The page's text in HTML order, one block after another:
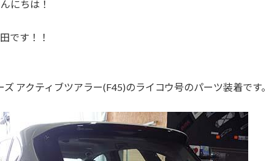
にちは！
です！！
アクティブツアラー(F45)のライコウ号のパーツ装着です。